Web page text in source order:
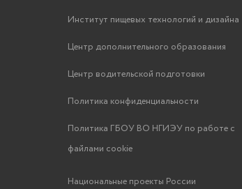
Институт пищевых технологий и дизайна
Центр дополнительного образования
Центр водительской подготовки
Политика конфиденциальности
Политика ГБОУ ВО НГИЭУ по работе с
файлами cookie
Национальные проекты России